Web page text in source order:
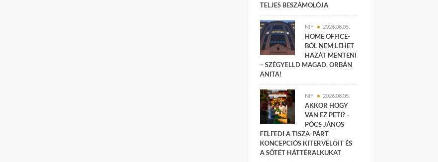
TELJES BESZÁMOLÓJA
NIF 2026.08.05.
HOME OFFICE-
BÓL NEM LEHET
HAZÁT MENTENI
– SZÉGYELLD MAGAD, ORBÁN
ANITA!
NIF 2026.08.05.
AKKOR HOGY
VAN EZ PETI? –
PÓCS JÁNOS
FELFEDI A TISZA-PÁRT
KONCEPCIÓS KITERVELŐIT ÉS
A SÖTÉT HÁTTÉRALKUKAT